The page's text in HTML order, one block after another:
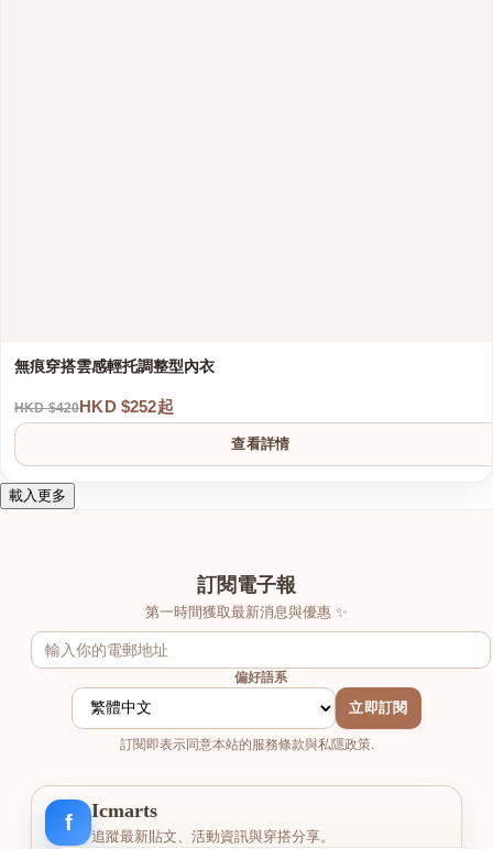
無痕穿搭雲感輕托調整型內衣
HKD $420HKD $252起
查看詳情
載入更多
訂閱電子報
第一時間獲取最新消息與優惠 ✨
偏好語系
立即訂閱
訂閱即表示同意本站的服務條款與私隱政策.
f Icmarts
追蹤最新貼文、活動資訊與穿搭分享。